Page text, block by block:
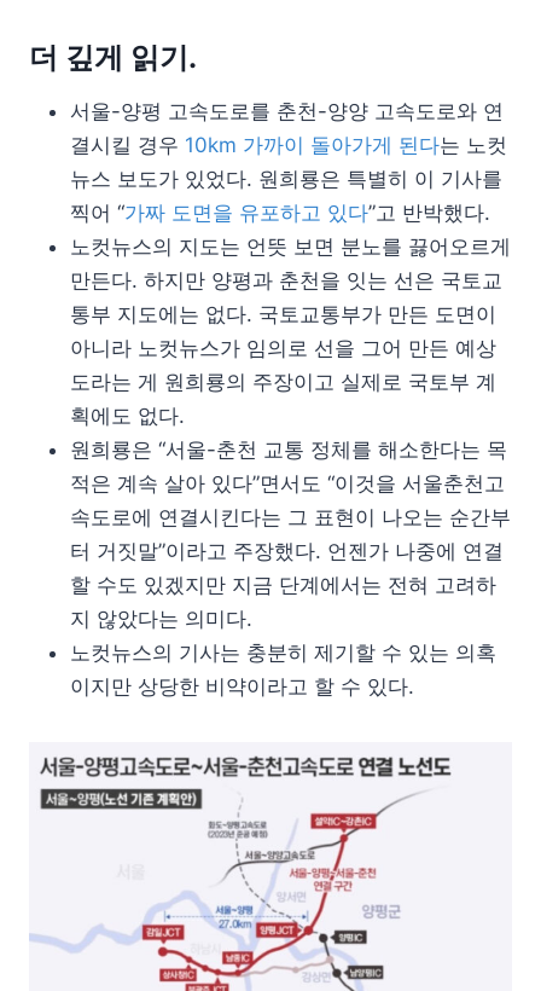
더 깊게 읽기.
서울-양평 고속도로를 춘천-양양 고속도로와 연
결시킬 경우 10km 가까이 돌아가게 된다는 노컷
뉴스 보도가 있었다. 원희룡은 특별히 이 기사를
찍어 “가짜 도면을 유포하고 있다”고 반박했다.
노컷뉴스의 지도는 언뜻 보면 분노를 끓어오르게
만든다. 하지만 양평과 춘천을 잇는 선은 국토교
통부 지도에는 없다. 국토교통부가 만든 도면이
아니라 노컷뉴스가 임의로 선을 그어 만든 예상
도라는 게 원희룡의 주장이고 실제로 국토부 계
획에도 없다.
원희룡은 “서울-춘천 교통 정체를 해소한다는 목
적은 계속 살아 있다”면서도 “이것을 서울춘천고
속도로에 연결시킨다는 그 표현이 나오는 순간부
터 거짓말”이라고 주장했다. 언젠가 나중에 연결
할 수도 있겠지만 지금 단계에서는 전혀 고려하
지 않았다는 의미다.
노컷뉴스의 기사는 충분히 제기할 수 있는 의혹
이지만 상당한 비약이라고 할 수 있다.